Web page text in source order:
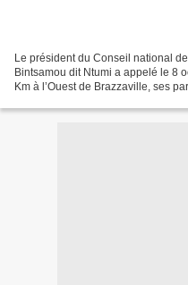
Le président du Conseil national
Bintsamou dit Ntumi a appelé le 8
Km à l’Ouest de Brazzaville, ses